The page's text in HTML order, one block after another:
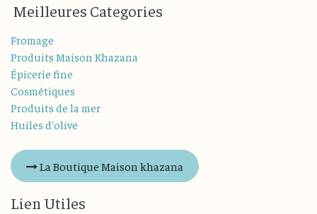
Meilleures Categories
Fromage
Produits Maison Khazana
Épicerie fine
Cosmétiques
Produits de la mer
Huiles d'olive
La Boutique Maison khazana
Lien Utiles